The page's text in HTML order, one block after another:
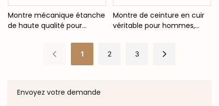
Envoyez votre demande
Montre mécanique étanche
de haute qualité pour
décontractée, Design
distinctif, à la mode
Montre de ceinture en cuir
véritable pour hommes,
hommes d'affaires
1 2 3